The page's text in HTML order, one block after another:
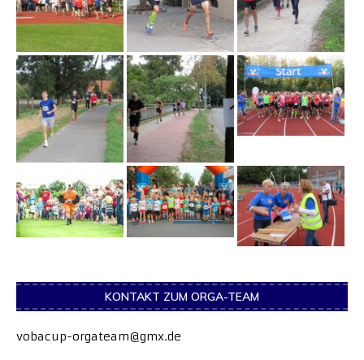
KONTAKT ZUM ORGA-TEAM
vobacup-orgateam@gmx.de